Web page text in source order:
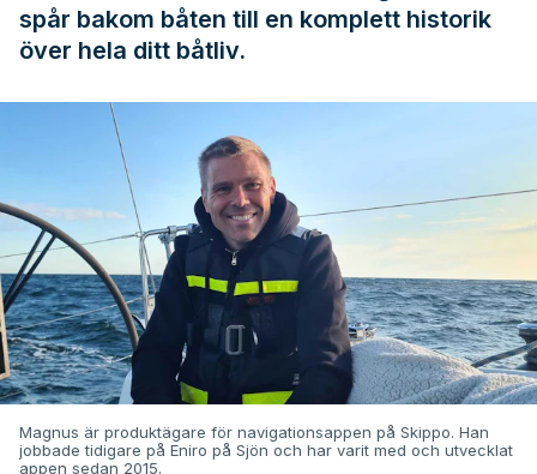
spår bakom båten till en komplett historik
över hela ditt båtliv.
Magnus är produktägare för navigationsappen på Skippo. Han
jobbade tidigare på Eniro på Sjön och har varit med och utvecklat
appen sedan 2015.